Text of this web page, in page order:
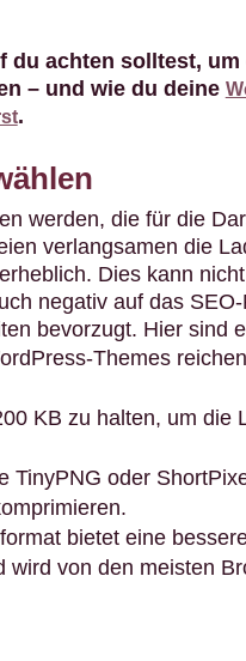
du achten solltest, um
– und wie du deine
.
werden, die für die
verlangsamen die
Dies kann
negativ auf das
bevorzugt. Hier sind
Themes
KB zu halten, um die
TinyPNG oder
bietet eine
wird von den meisten